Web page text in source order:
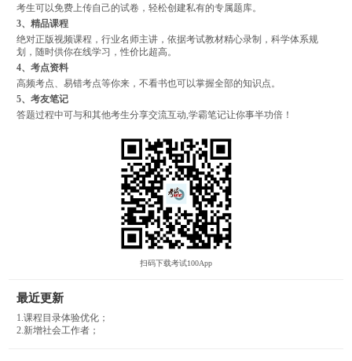
考生可以免费上传自己的试卷，轻松创建私有的专属题库。
3、精品课程
绝对正版视频课程，行业名师主讲，依据考试教材精心录制，科学体系规
划，随时供你在线学习，性价比超高。
4、考点资料
高频考点、易错考点等你来，不看书也可以掌握全部的知识点。
5、考友笔记
答题过程中可与和其他考生分享交流互动,学霸笔记让你事半功倍！
扫码下载考试100App
最近更新
1.课程目录体验优化；
2.新增社会工作者；